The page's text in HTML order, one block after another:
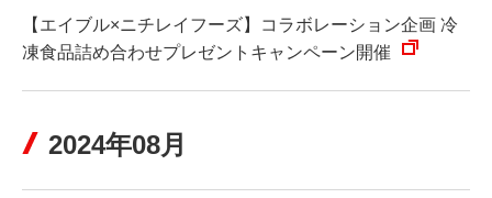
【エイブル×ニチレイフーズ】コラボレーション企画 冷
凍食品詰め合わせプレゼントキャンペーン開催
2024年08月